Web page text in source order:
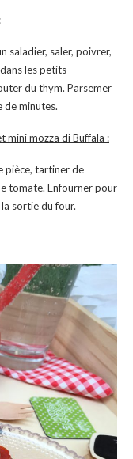
saladier, saler, poivrer,
les petits
du thym. Parsemer
de minutes.
mozza di Buffala :
pièce, tartiner de
tomate. Enfourner pour
sortie du four.